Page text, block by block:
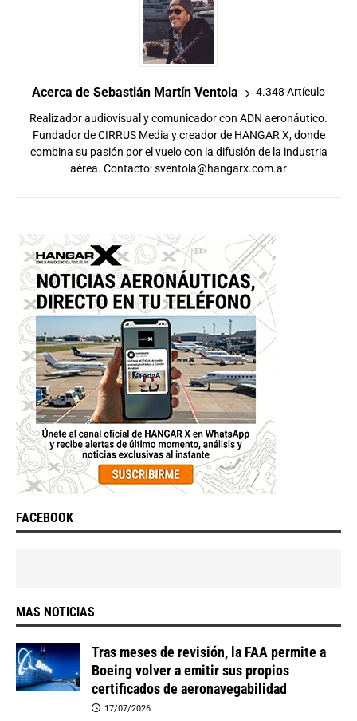
Acerca de Sebastián Martín Ventola 4.348 Artículo
Realizador audiovisual y comunicador con ADN aeronáutico.
Fundador de CIRRUS Media y creador de HANGAR X, donde
combina su pasión por el vuelo con la difusión de la industria
aérea. Contacto:sventola@hangarx.com.ar
FACEBOOK
MAS NOTICIAS
Tras meses de revisión, la FAA permite a
Boeing volver a emitir sus propios
certificados de aeronavegabilidad
17/07/2026